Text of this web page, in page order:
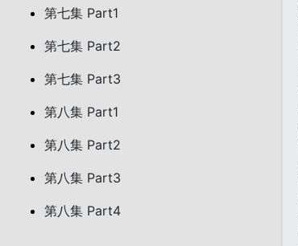
第七集 Part1
第七集 Part2
第七集 Part3
第八集 Part1
第八集 Part2
第八集 Part3
第八集 Part4